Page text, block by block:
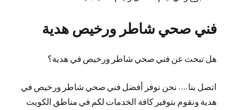
فني صحي شاطر ورخيص هدية
هل تبحث عن فني صحي شاطر ورخيص في هدية؟
اتصل بنا…. نحن نوفر أفضل فني صحي شاطر ورخيص في
هدية ونقوم بتوفير كافة الخدمات لكم في مناطق الكويت